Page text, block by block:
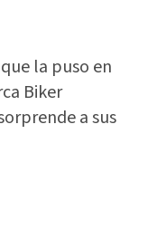
la puso en
Biker
a sus